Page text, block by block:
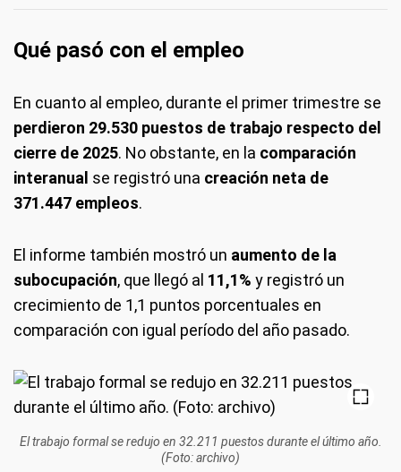
Qué pasó con el empleo
En cuanto al empleo, durante el primer trimestre se
perdieron 29.530 puestos de trabajo respecto del
cierre de 2025. No obstante, en la comparación
interanual se registró una creación neta de
371.447 empleos.
El informe también mostró un aumento de la
subocupación, que llegó al 11,1% y registró un
crecimiento de 1,1 puntos porcentuales en
comparación con igual período del año pasado.
El trabajo formal se redujo en 32.211 puestos durante el último año.
(Foto: archivo)